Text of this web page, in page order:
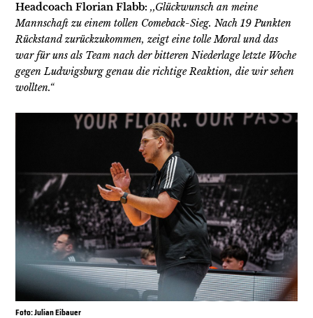
Headcoach Florian Flabb: ,,Glückwunsch an meine
Mannschaft zu einem tollen Comeback-Sieg. Nach 19 Punkten
Rückstand zurückzukommen, zeigt eine tolle Moral und das
war für uns als Team nach der bitteren Niederlage letzte Woche
gegen Ludwigsburg genau die richtige Reaktion, die wir sehen
wollten.“
Foto: Julian Eibauer